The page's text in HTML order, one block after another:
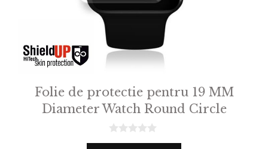
Folie de protectie pentru 19 MM
Diameter Watch Round Circle
0